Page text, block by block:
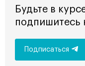
Будьте в
подпишитесь
Подписаться